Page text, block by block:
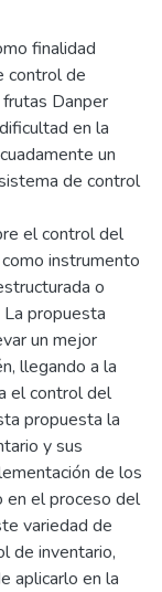
finalidad
control de
Danper
en la
un
de control
el control del
instrumento
o
propuesta
un mejor
llegando a la
el control del
propuesta la
y sus
de los
en el proceso del
variedad de
de inventario,
aplicarlo en la